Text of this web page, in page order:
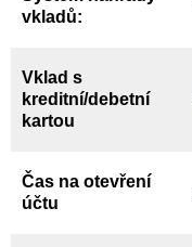
vkladů:
Vklad s
kreditní/debetní
kartou
Čas na otevření
účtu